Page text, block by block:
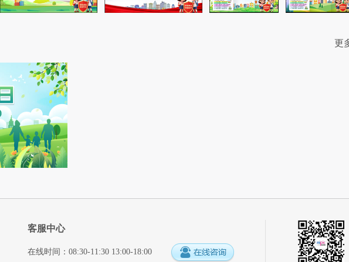
更
客服中心
在线时间：08:30-11:30 13:00-18:00